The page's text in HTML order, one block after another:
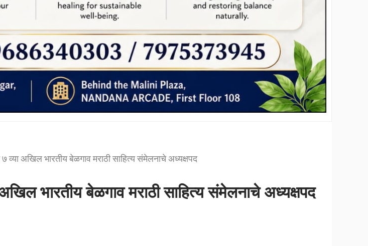
व्या अखिल भारतीय बेळगाव मराठी साहित्य संमेलनाचे अध्यक्षपद
भारतीय बेळगाव मराठी साहित्य संमेलनाचे अध्यक्षपद